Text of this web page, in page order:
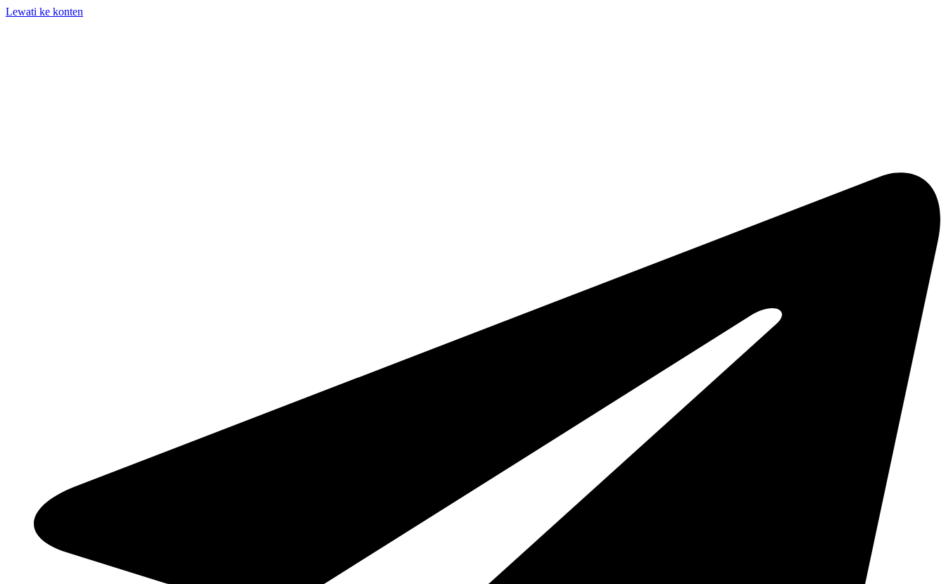
Lewati ke konten